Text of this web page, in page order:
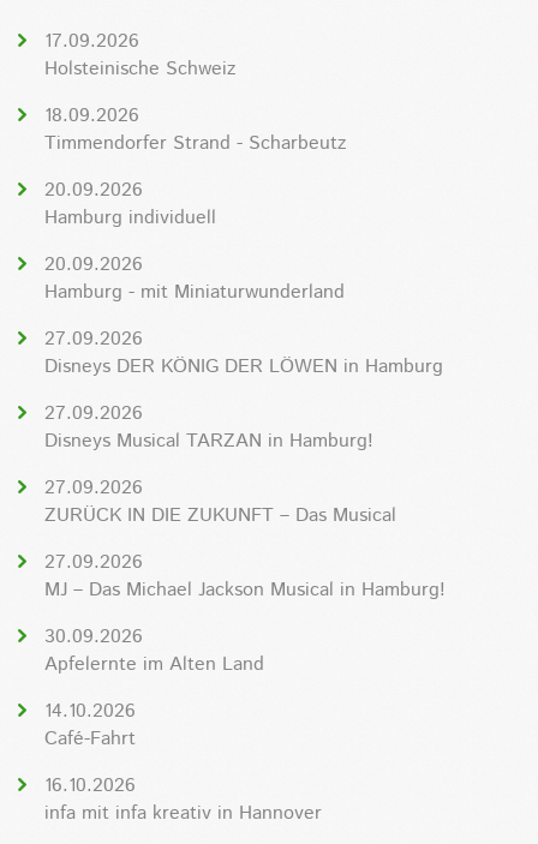
17.09.2026
Holsteinische Schweiz
18.09.2026
Timmendorfer Strand - Scharbeutz
20.09.2026
Hamburg individuell
20.09.2026
Hamburg - mit Miniaturwunderland
27.09.2026
Disneys DER KÖNIG DER LÖWEN in Hamburg
27.09.2026
Disneys Musical TARZAN in Hamburg!
27.09.2026
ZURÜCK IN DIE ZUKUNFT – Das Musical
27.09.2026
MJ – Das Michael Jackson Musical in Hamburg!
30.09.2026
Apfelernte im Alten Land
14.10.2026
Café-Fahrt
16.10.2026
infa mit infa kreativ in Hannover